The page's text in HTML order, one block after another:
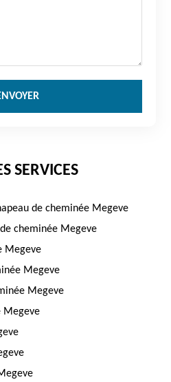
SERVICES
de cheminée Megeve
cheminée Megeve
Megeve
Megeve
Megeve
Megeve